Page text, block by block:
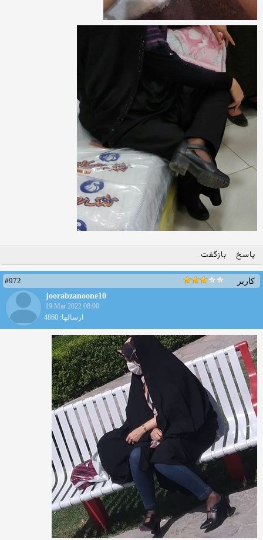
پاسخ بازگفت
کاربر
#972
joorabzanoone10
19 Mar 2022 08:00
ارسالها: 4860